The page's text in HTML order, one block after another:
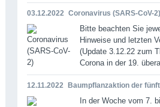
03.12.2022 Coronavirus (SARS-CoV-2)
Bitte beachten Sie
Hinweise und letzten
(Update 3.12.22 zum
Corona in der 19.
12.11.2022 Baumpflanzaktion der
In der Woche vom 7.